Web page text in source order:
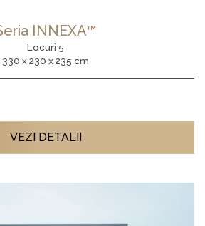
INNEXA™
Locuri 5
330 x 230 x 235 cm
VEZI DETALII